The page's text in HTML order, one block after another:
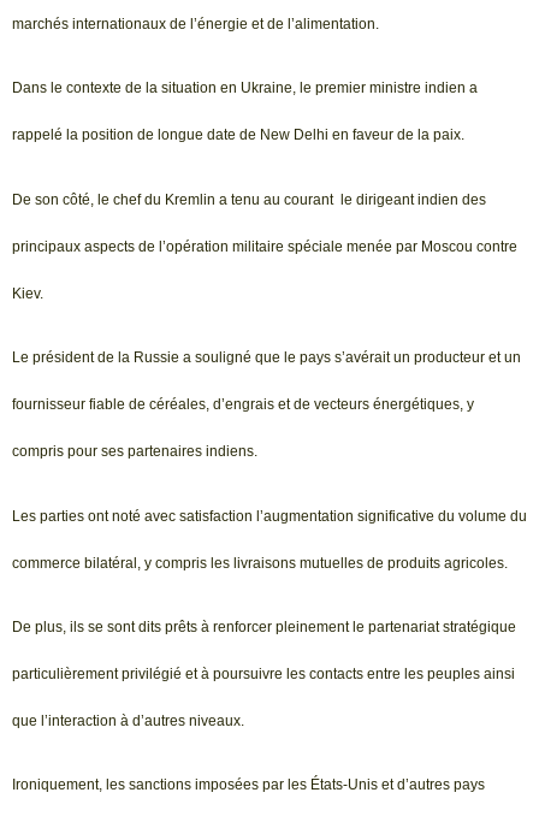
marchés internationaux de l’énergie et de l’alimentation.
Dans le contexte de la situation en Ukraine, le premier ministre indien a
rappelé la position de longue date de New Delhi en faveur de la paix.
De son côté, le chef du Kremlin a tenu au courant le dirigeant indien des
principaux aspects de l’opération militaire spéciale menée par Moscou contre
Kiev.
Le président de la Russie a souligné que le pays s’avérait un producteur et un
fournisseur fiable de céréales, d’engrais et de vecteurs énergétiques, y
compris pour ses partenaires indiens.
Les parties ont noté avec satisfaction l’augmentation significative du volume du
commerce bilatéral, y compris les livraisons mutuelles de produits agricoles.
De plus, ils se sont dits prêts à renforcer pleinement le partenariat stratégique
particulièrement privilégié et à poursuivre les contacts entre les peuples ainsi
que l’interaction à d’autres niveaux.
Ironiquement, les sanctions imposées par les États-Unis et d’autres pays